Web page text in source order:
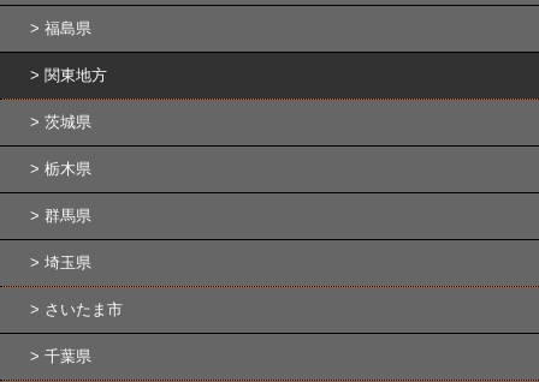
福島県
関東地方
茨城県
栃木県
群馬県
埼玉県
さいたま市
千葉県